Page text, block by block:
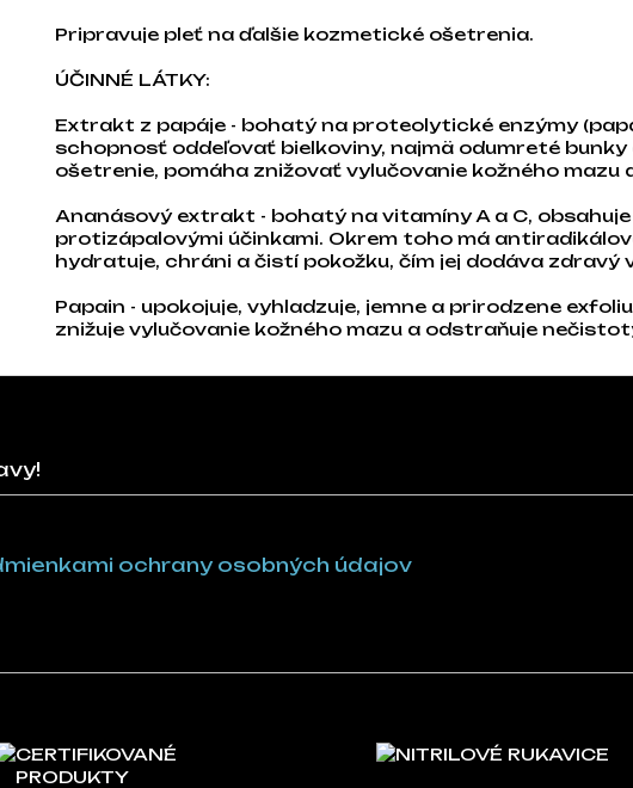
Pripravuje pleť na ďalšie kozmetické ošetrenia.
ÚČINNÉ LÁTKY:
Extrakt z papáje - bohatý na proteolytické enzýmy
schopnosť oddeľovať bielkoviny, najmä odumreté
ošetrenie, pomáha znižovať vylučovanie kožného mazu
Ananásový extrakt - bohatý na vitamíny A a C,
protizápalovými účinkami. Okrem toho má
hydratuje, chráni a čistí pokožku, čím jej dodáva zdravý
Papain - upokojuje, vyhladzuje, jemne a prirodzene
znižuje vylučovanie kožného mazu a odstraňuje
ochrany osobných údajov
CERTIFIKOVANÉ
PRODUKTY
NITRILOVÉ RUKAVICE